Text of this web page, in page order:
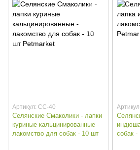
Артикул: СС-40
Селянские Смаколики - лапки
куриные кальцинированные -
лакомство для собак - 10 шт
собак -